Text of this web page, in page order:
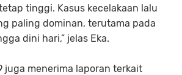
tinggi. Kasus kecelakaan lalu
paling dominan, terutama pada
dini hari,” jelas Eka.
juga menerima laporan terkait